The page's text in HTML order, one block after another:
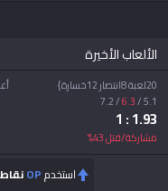
الألعاب الأخيرة
20لعبة 8انتصار 12خسارة}
5.1
/
6.3
/
7.2
1.93
: 1
مشاركة/قتل43
%
استخدمOPنقاط